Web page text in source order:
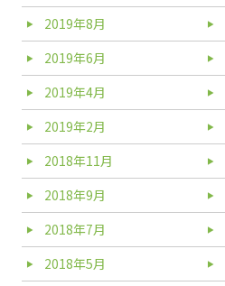
2019年8月
2019年6月
2019年4月
2019年2月
2018年11月
2018年9月
2018年7月
2018年5月